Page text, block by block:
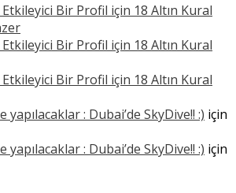
Bir Profil için 18 Altın Kural
Bir Profil için 18 Altın Kural
Bir Profil için 18 Altın Kural
yapılacaklar : Dubai’de SkyDive!! :) için
yapılacaklar : Dubai’de SkyDive!! :) için